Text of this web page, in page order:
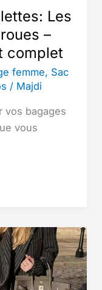
Les
–
complet
femme, Sac
/ Majdi
vos bagages
vous